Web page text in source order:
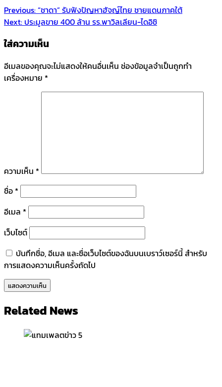
Previous:“ชาดา” รับฟังปัญหาฮัจญ์ไทย ชายแดนภาคใต้
Next: ประมูลขาย 400 ล้าน รร.พาวิลเลียน-ไดอิชิ
ใส่ความเห็น
อีเมลของคุณจะไม่แสดงให้คนอื่นเห็น ช่องข้อมูลจำเป็นถูกทำ
เครื่องหมาย *
ความเห็น *
ชื่อ *
อีเมล *
เว็บไซต์
บันทึกชื่อ, อีเมล และชื่อเว็บไซต์ของฉันบนเบราว์เซอร์นี้ สำหรับ
การแสดงความเห็นครั้งถัดไป
Related News